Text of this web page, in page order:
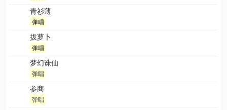
青衫薄
弹唱
拔萝卜
弹唱
梦幻诛仙
弹唱
参商
弹唱